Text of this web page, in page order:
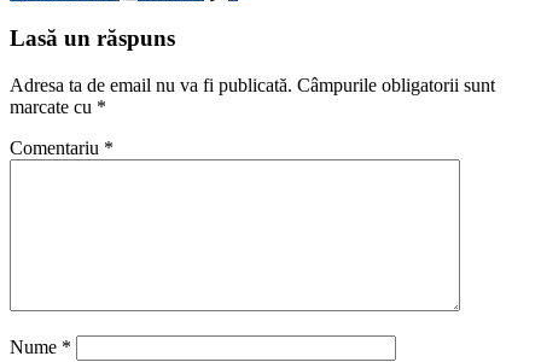
Lasă un răspuns
Adresa ta de email nu va fi publicată. Câmpurile obligatorii sunt
marcate cu *
Comentariu *
Nume *